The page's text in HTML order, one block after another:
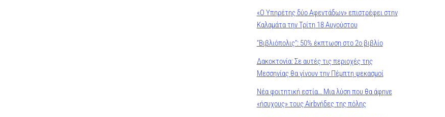
«Ο Υπηρέτης δύο Αφεντάδων» επιστρέφει στην
Καλαμάτα την Τρίτη 18 Αυγούστου
“Βιβλιόπολις”: 50% έκπτωση στο 2ο βιβλίο
Δακοκτονία: Σε αυτές τις περιοχές της
Μεσσηνίας θα γίνουν την Πέμπτη ψεκασμοί
Νέα φοιτητική εστία… Μια λύση που θα άφηνε
«ήσυχους» τους Airbνήδες της πόλης